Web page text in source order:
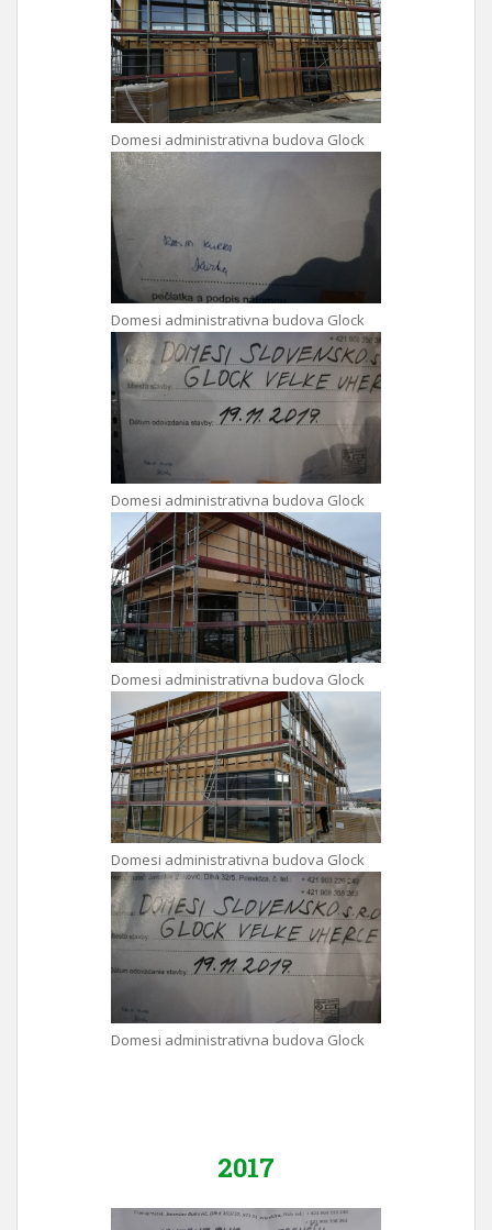
Domesi administrativna budova Glock
Domesi administrativna budova Glock
Domesi administrativna budova Glock
Domesi administrativna budova Glock
Domesi administrativna budova Glock
Domesi administrativna budova Glock
2017